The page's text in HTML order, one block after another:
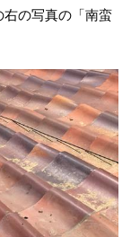
の写真の「南蛮